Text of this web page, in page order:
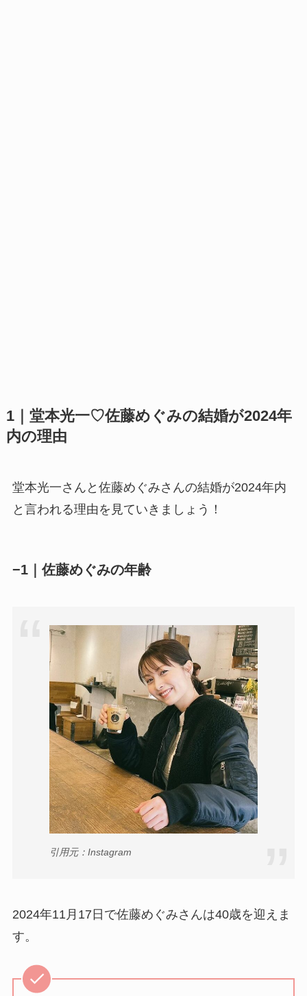
1｜堂本光一♡佐藤めぐみの結婚が2024年
内の理由
堂本光一さんと佐藤めぐみさんの結婚が2024年内
と言われる理由を見ていきましょう！
−1｜佐藤めぐみの年齢
引用元：Instagram
2024年11月17日で佐藤めぐみさんは40歳を迎えま
す。